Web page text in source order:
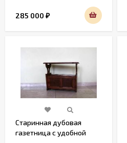
285 000 ₽
Старинная дубовая
газетница с удобной